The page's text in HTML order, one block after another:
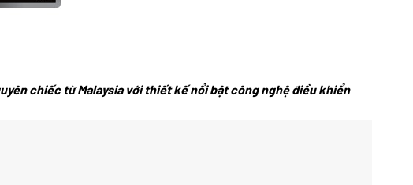
chiếc từ Malaysia với thiết kế nổi bật công nghệ điều khiển